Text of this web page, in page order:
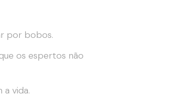
por bobos.
os espertos não
vida.